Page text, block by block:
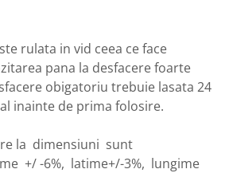
rulata in vid ceea ce face
pana la desfacere foarte
obigatoriu trebuie lasata 24
inainte de prima folosire.
la dimensiuni sunt
+/ -6%, latime+/-3%, lungime